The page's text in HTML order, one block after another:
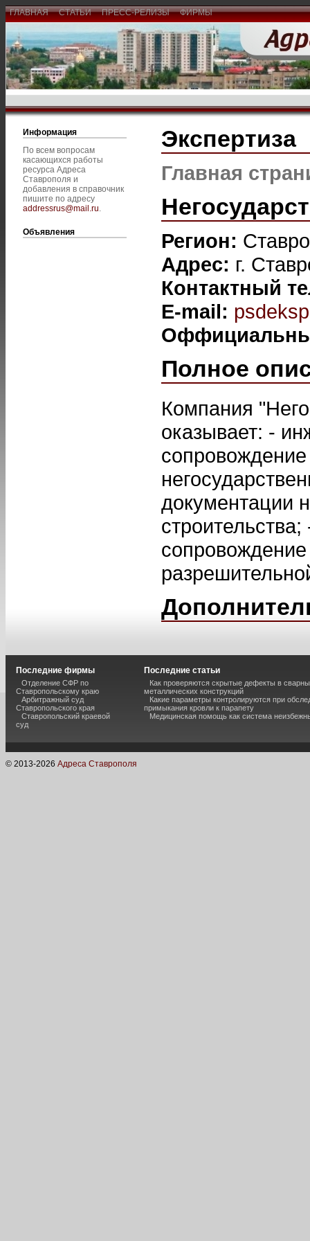
ГЛАВНАЯ СТАТЬИ ПРЕСС-РЕЛИЗЫ ФИРМЫ
Информация
По всем вопросам
касающихся работы
ресурса Адреса
Ставрополя и
добавления в справочник
пишите по адресу
addressrus@mail.ru.
Объявления
Экспертиза
Главная
Регион:
Адрес: г.
Контактный
E-mail:
Полное
Компания
оказывает: -
документации
сопровождение
Последние фирмы
Отделение СФР по
Ставропольскому краю
Арбитражный суд
Ставропольского края
Ставропольский краевой
суд
Последние статьи
Как проверяются скрытые дефекты в
металлических конструкций
Какие параметры контролируются при
примыкания кровли к парапету
Медицинская помощь как система
© 2013-2026 Адреса Ставрополя